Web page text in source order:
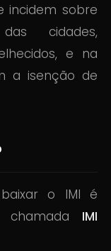
incidem sobre
cidades,
e na
a isenção de
o IMI é
chamada IMI